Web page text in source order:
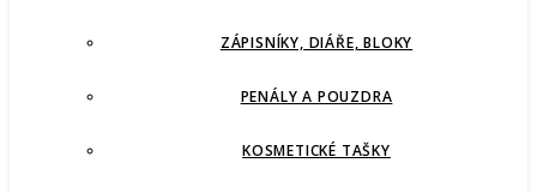
ZÁPISNÍKY, DIÁŘE, BLOKY
PENÁLY A POUZDRA
KOSMETICKÉ TAŠKY